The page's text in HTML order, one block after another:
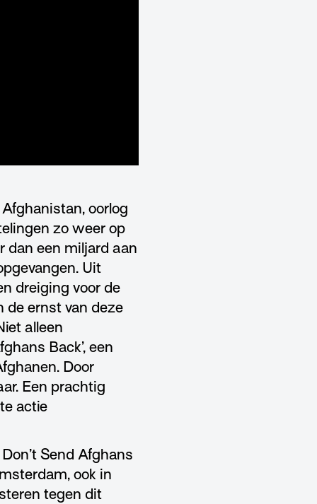
oorlog
zo weer op
dan een miljard aan
Uit
dreiging voor de
de ernst van deze
alleen
Back’, een
Door
Een prachtig
actie
Send Afghans
ook in
tegen dit